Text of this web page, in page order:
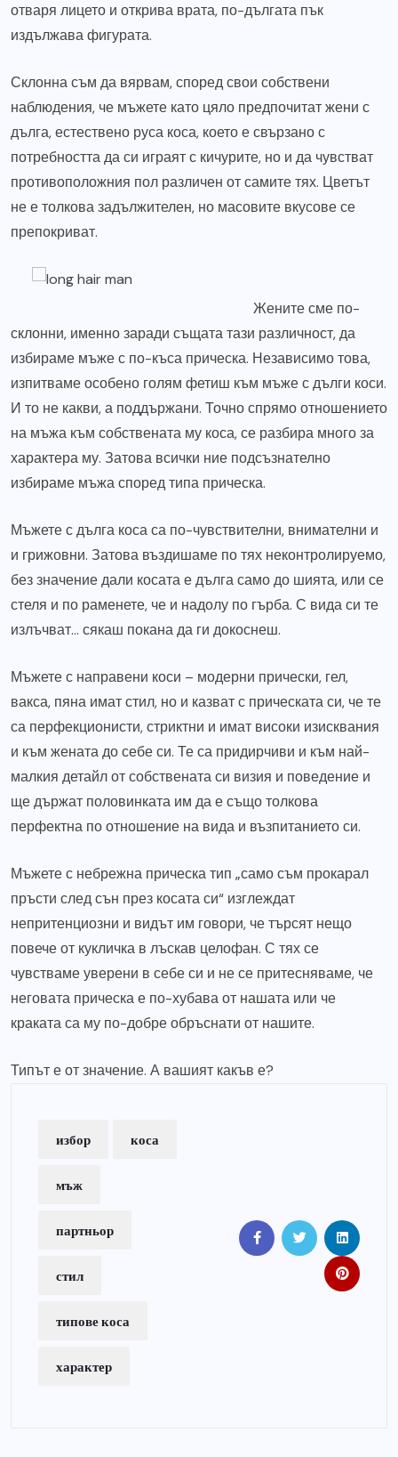
отваря лицето и открива врата, по-дългата пък
издължава фигурата.
Склонна съм да вярвам, според свои собствени
наблюдения, че мъжете като цяло предпочитат жени с
дълга, естествено руса коса, което е свързано с
потребността да си играят с кичурите, но и да чувстват
противоположния пол различен от самите тях. Цветът
не е толкова задължителен, но масовите вкусове се
препокриват.
Жените сме по-
склонни, именно заради същата тази различност, да
избираме мъже с по-къса прическа. Независимо това,
изпитваме особено голям фетиш към мъже с дълги коси.
И то не какви, а поддържани. Точно спрямо отношението
на мъжа към собствената му коса, се разбира много за
характера му. Затова всички ние подсъзнателно
избираме мъжа според типа прическа.
Мъжете с дълга коса са по-чувствителни, внимателни и
и грижовни. Затова въздишаме по тях неконтролируемо,
без значение дали косата е дълга само до шията, или се
стеля и по раменете, че и надолу по гърба. С вида си те
излъчват… сякаш покана да ги докоснеш.
Мъжете с направени коси – модерни прически, гел,
вакса, пяна имат стил, но и казват с прическата си, че те
са перфекционисти, стриктни и имат високи изисквания
и към жената до себе си. Те са придирчиви и към най-
малкия детайл от собствената си визия и поведение и
ще държат половинката им да е също толкова
перфектна по отношение на вида и възпитанието си.
Мъжете с небрежна прическа тип „само съм прокарал
пръсти след сън през косата си“ изглеждат
непритенциозни и видът им говори, че търсят нещо
повече от кукличка в лъскав целофан. С тях се
чувстваме уверени в себе си и не се притесняваме, че
неговата прическа е по-хубава от нашата или че
краката са му по-добре обръснати от нашите.
Типът е от значение. А вашият какъв е?
избор коса
мъж
партньор
стил
типове коса
характер